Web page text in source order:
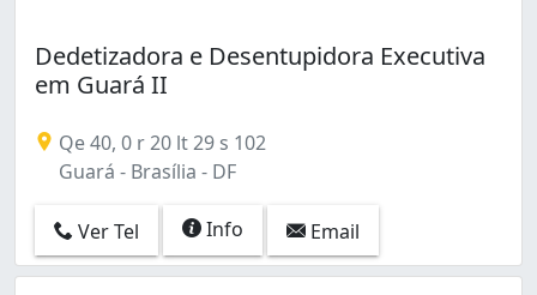
Dedetizadora e Desentupidora Executiva
em Guará II
Qe 40, 0 r 20 lt 29 s 102
Guará - Brasília - DF
Ver Tel Info Email